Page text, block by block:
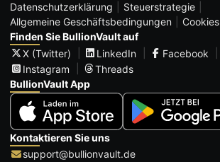
Datenschutzerklärung
Steuerstrategie
Allgemeine Geschäftsbedingungen
Cookies
Finden Sie BullionVault auf
X (Twitter)
LinkedIn Facebook
Instagram
Threads
BullionVault App
Kontaktieren Sie uns
support@bullionvault.de